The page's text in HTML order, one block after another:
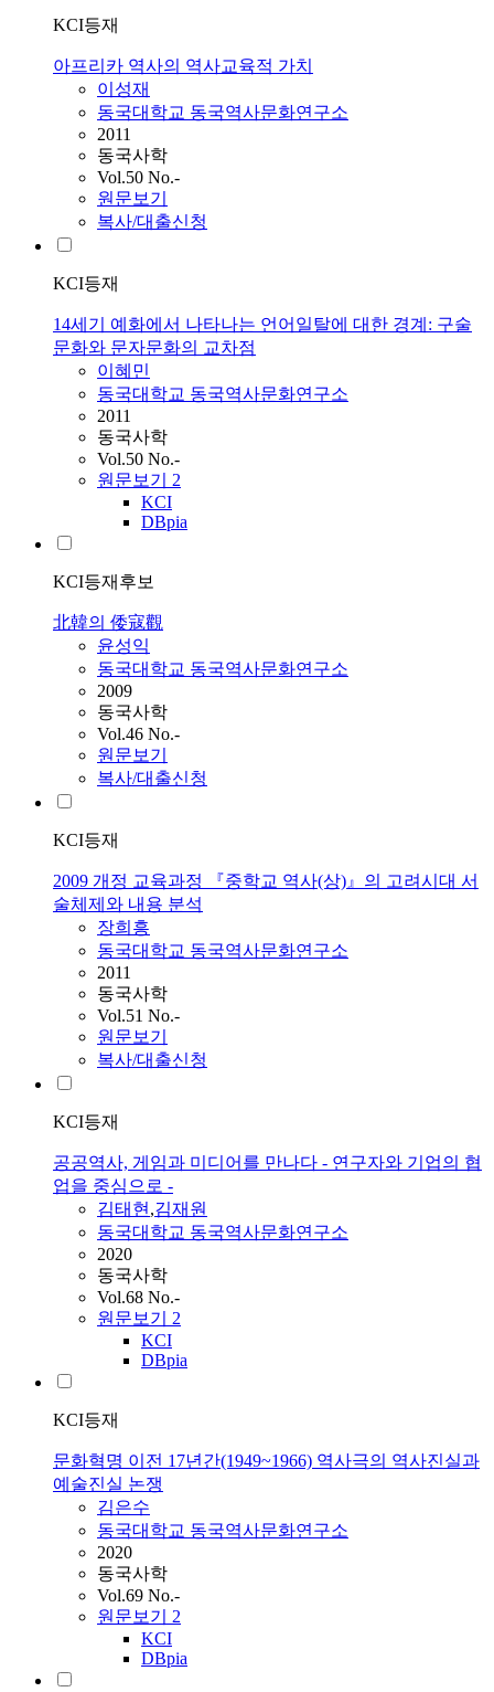
KCI등재
아프리카 역사의 역사교육적 가치
이성재
동국대학교 동국역사문화연구소
2011
동국사학
Vol.50 No.-
원문보기
복사/대출신청
KCI등재
14세기 예화에서 나타나는 언어일탈에 대한 경계: 구술
문화와 문자문화의 교차점
이혜민
동국대학교 동국역사문화연구소
2011
동국사학
Vol.50 No.-
원문보기 2
KCI
DBpia
KCI등재후보
北韓의 倭寇觀
윤성익
동국대학교 동국역사문화연구소
2009
동국사학
Vol.46 No.-
원문보기
복사/대출신청
KCI등재
2009 개정 교육과정 『중학교 역사(상)』의 고려시대 서
술체제와 내용 분석
장희흥
동국대학교 동국역사문화연구소
2011
동국사학
Vol.51 No.-
원문보기
복사/대출신청
KCI등재
공공역사, 게임과 미디어를 만나다 - 연구자와 기업의 협
업을 중심으로 -
김태현,김재원
동국대학교 동국역사문화연구소
2020
동국사학
Vol.68 No.-
원문보기 2
KCI
DBpia
KCI등재
문화혁명 이전 17년간(1949~1966) 역사극의 역사진실과
예술진실 논쟁
김은수
동국대학교 동국역사문화연구소
2020
동국사학
Vol.69 No.-
원문보기 2
KCI
DBpia